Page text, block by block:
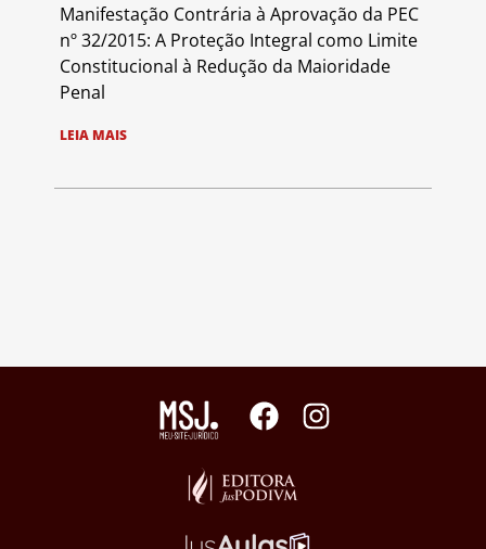
Manifestação Contrária à Aprovação da PEC
nº 32/2015: A Proteção Integral como Limite
Constitucional à Redução da Maioridade
Penal
LEIA MAIS